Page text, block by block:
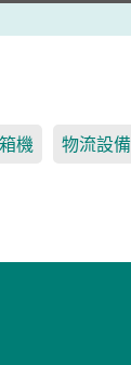
機 物流設